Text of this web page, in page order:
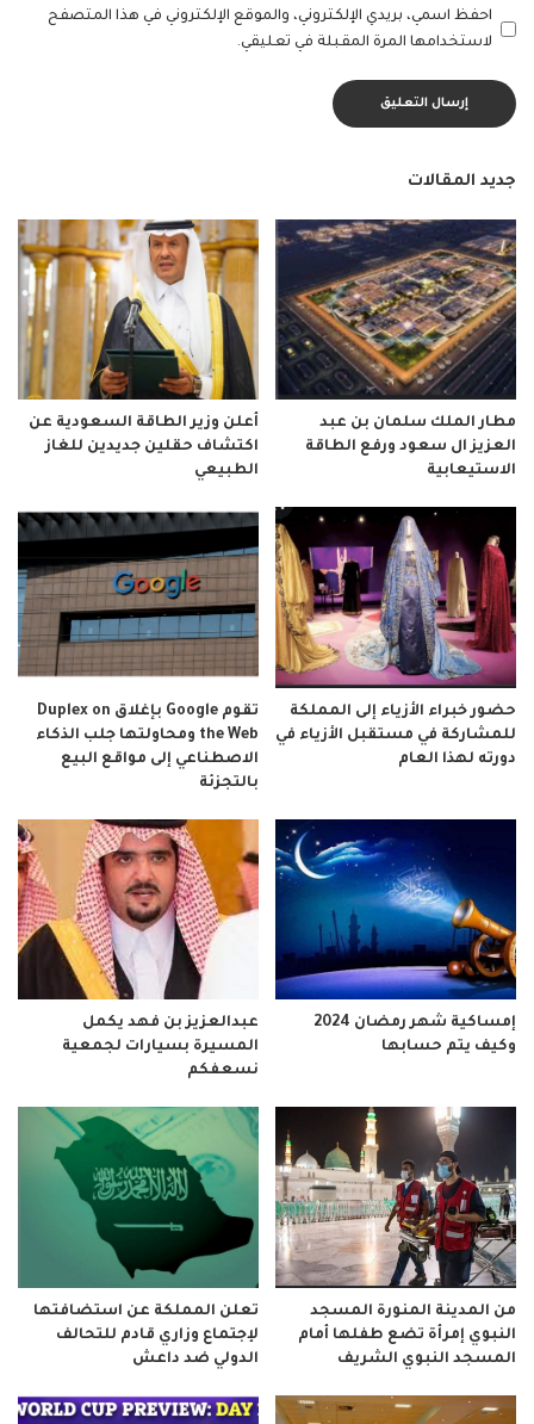
احفظ اسمي، بريدي الإلكتروني، والموقع الإلكتروني في هذا المتصفح
لاستخدامها المرة المقبلة في تعليقي.
جديد المقالات
مطار الملك سلمان بن عبد
العزيز ال سعود ورفع الطاقة
الاستيعابية
أعلن وزير الطاقة السعودية عن
اكتشاف حقلين جديدين للغاز
الطبيعي
حضور خبراء الأزياء إلى المملكة
للمشاركة في مستقبل الأزياء في
دورته لهذا العام
تقوم Google بإغلاق Duplex on
the Web ومحاولتها جلب الذكاء
الاصطناعي إلى مواقع البيع
بالتجزئة
إمساكية شهر رمضان 2024
وكيف يتم حسابها
عبدالعزيز بن فهد يكمل
المسيرة بسيارات لجمعية
نسعفكم
من المدينة المنورة المسجد
النبوي إمرأة تضع طفلها أمام
المسجد النبوي الشريف
تعلن المملكة عن استضافتها
لإجتماع وزاري قادم للتحالف
الدولي ضد داعش